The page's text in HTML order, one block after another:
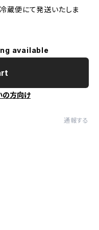
便にて発送いたしま
available
の方向け
通報する